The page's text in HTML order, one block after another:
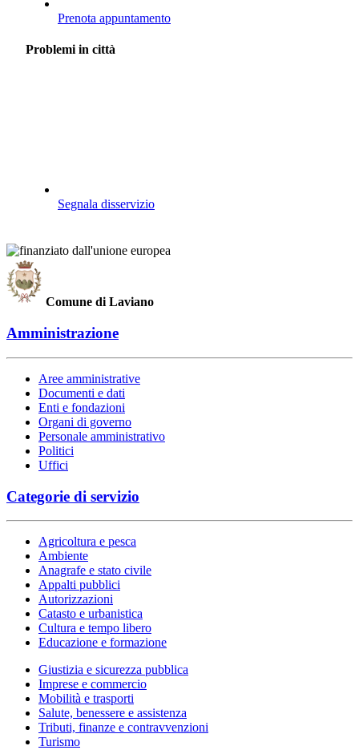
Prenota appuntamento
Problemi in città
Segnala disservizio
Comune di Laviano
Amministrazione
Aree amministrative
Documenti e dati
Enti e fondazioni
Organi di governo
Personale amministrativo
Politici
Uffici
Categorie di servizio
Agricoltura e pesca
Ambiente
Anagrafe e stato civile
Appalti pubblici
Autorizzazioni
Catasto e urbanistica
Cultura e tempo libero
Educazione e formazione
Giustizia e sicurezza pubblica
Imprese e commercio
Mobilità e trasporti
Salute, benessere e assistenza
Tributi, finanze e contravvenzioni
Turismo